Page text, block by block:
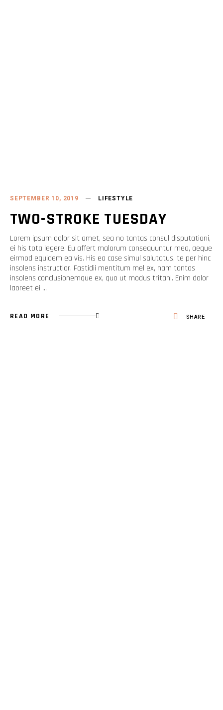
SEPTEMBER 10, 2019 LIFESTYLE
TWO-STROKE TUESDAY
Lorem ipsum dolor sit amet, sea no tantas consul disputationi,
ei his tota legere. Eu affert malorum consequuntur mea, aeque
eirmod equidem ea vis. His ea case simul salutatus, te per hinc
insolens instructior. Fastidii mentitum mel ex, nam tantas
insolens conclusionemque ex, quo ut modus tritani. Enim dolor
laoreet ei
READ MORE SHARE